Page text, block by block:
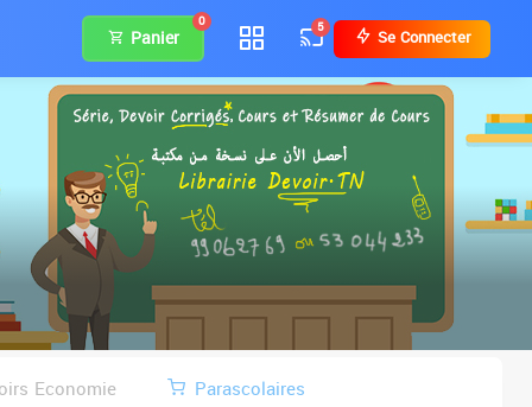
Panier
0 5 Se Connecter
Economie Parascolaires